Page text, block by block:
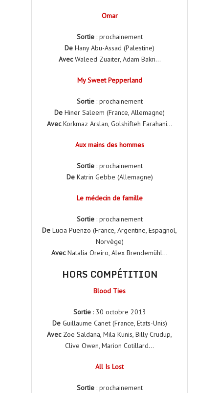
Omar
Sortie: prochainement
De Hany Abu-Assad (Palestine)
AvecWaleed Zuaiter, Adam Bakri…
My Sweet Pepperland
Sortie: prochainement
De Hiner Saleem (France, Allemagne)
AvecKorkmaz Arslan, Golshifteh Farahani…
Aux mains des hommes
Sortie: prochainement
DeKatrin Gebbe (Allemagne)
Le médecin de famille
Sortie: prochainement
De Lucia Puenzo (France, Argentine, Espagnol,
Norvège)
AvecNatalia Oreiro, Alex Brendemühl…
HORS COMPÉTITION
Blood Ties
Sortie: 30 octobre 2013
DeGuillaume Canet (France, Etats-Unis)
AvecZoe Saldana, Mila Kunis, Billy Crudup,
Clive Owen, Marion Cotillard…
All Is Lost
Sortie: prochainement